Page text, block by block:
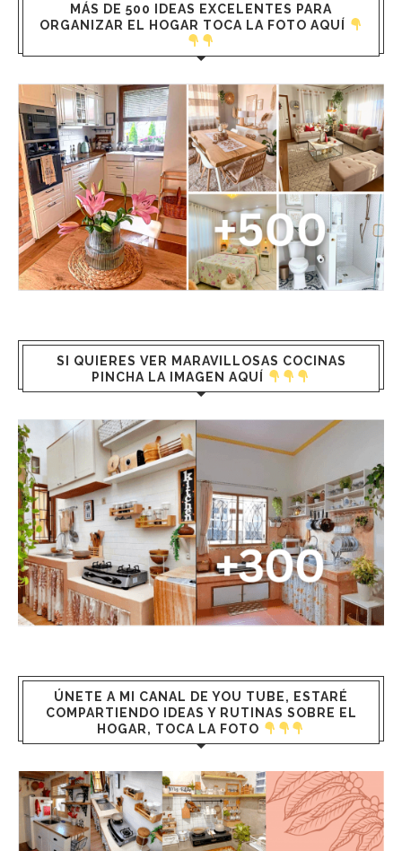
MÁS DE 500 IDEAS EXCELENTES PARA
ORGANIZAR EL HOGAR TOCA LA FOTO AQUÍ
SI QUIERES VER MARAVILLOSAS COCINAS
PINCHA LA IMAGEN AQUÍ
ÚNETE A MI CANAL DE YOU TUBE, ESTARÉ
COMPARTIENDO IDEAS Y RUTINAS SOBRE EL
HOGAR, TOCA LA FOTO